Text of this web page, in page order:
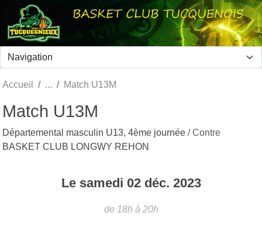
Accueil Match U13M
Match U13M
Départemental masculin U13, 4ème journée / Contre
BASKET CLUB LONGWY REHON
Le samedi 02 déc. 2023
de 18h à 20h
Panneau de gestion des cookies